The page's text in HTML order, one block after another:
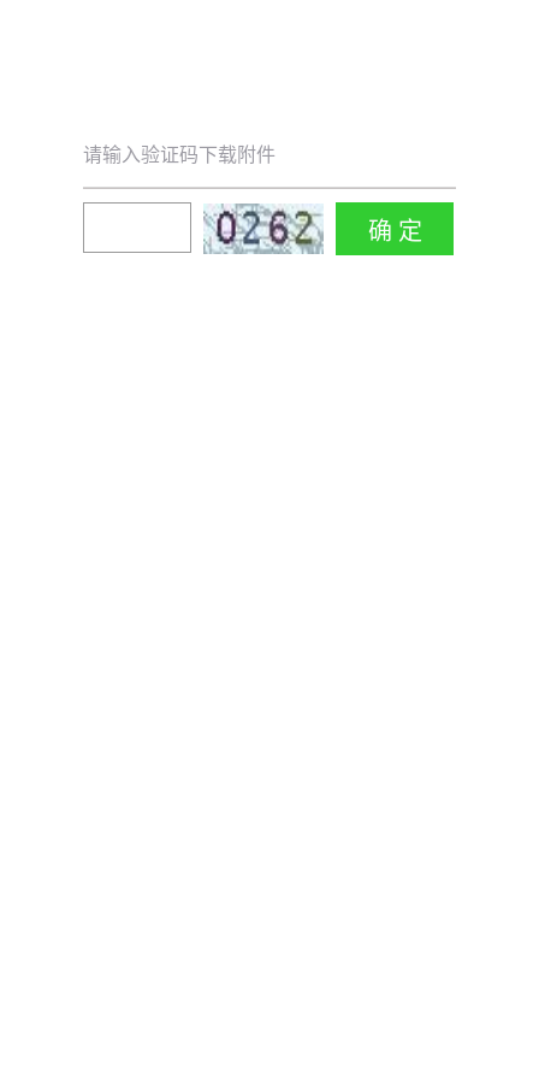
请输入验证码下载附件